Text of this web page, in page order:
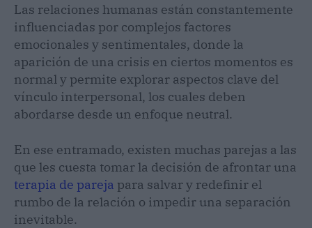
Las relaciones humanas están constantemente
influenciadas por complejos factores
emocionales y sentimentales, donde la
aparición de una crisis en ciertos momentos es
normal y permite explorar aspectos clave del
vínculo interpersonal, los cuales deben
abordarse desde un enfoque neutral.
En ese entramado, existen muchas parejas a las
que les cuesta tomar la decisión de afrontar una
terapia de pareja para salvar y redefinir el
rumbo de la relación o impedir una separación
inevitable.